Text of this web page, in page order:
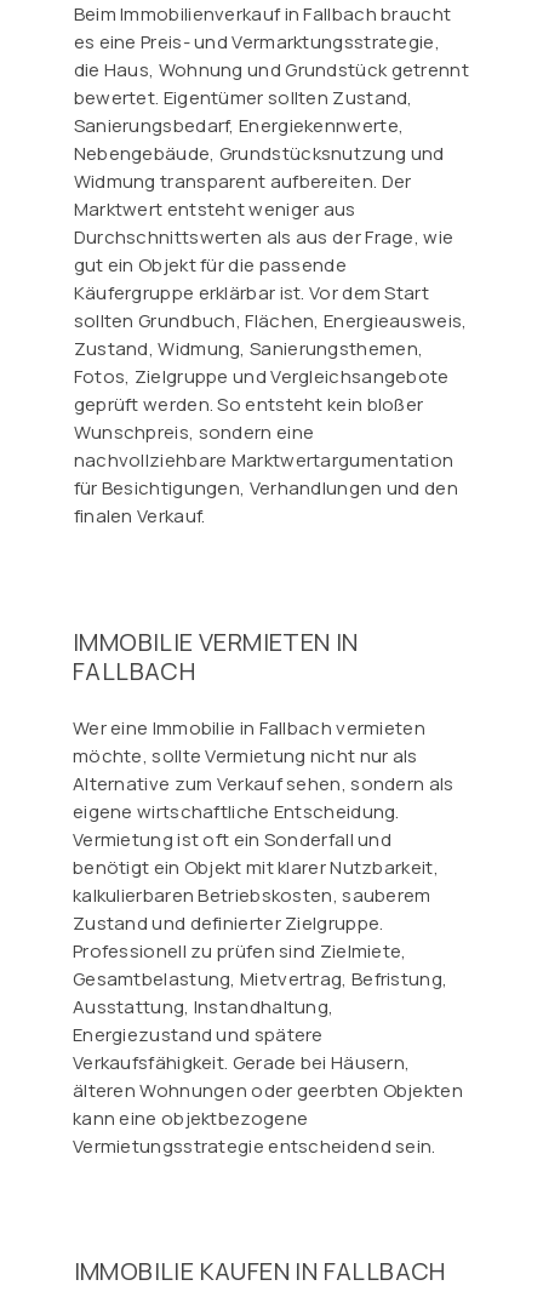
Beim Immobilienverkauf in Fallbach braucht
es eine Preis- und Vermarktungsstrategie,
die Haus, Wohnung und Grundstück getrennt
bewertet. Eigentümer sollten Zustand,
Sanierungsbedarf, Energiekennwerte,
Nebengebäude, Grundstücksnutzung und
Widmung transparent aufbereiten. Der
Marktwert entsteht weniger aus
Durchschnittswerten als aus der Frage, wie
gut ein Objekt für die passende
Käufergruppe erklärbar ist. Vor dem Start
sollten Grundbuch, Flächen, Energieausweis,
Zustand, Widmung, Sanierungsthemen,
Fotos, Zielgruppe und Vergleichsangebote
geprüft werden. So entsteht kein bloßer
Wunschpreis, sondern eine
nachvollziehbare Marktwertargumentation
für Besichtigungen, Verhandlungen und den
finalen Verkauf.
IMMOBILIE VERMIETEN IN
FALLBACH
Wer eine Immobilie in Fallbach vermieten
möchte, sollte Vermietung nicht nur als
Alternative zum Verkauf sehen, sondern als
eigene wirtschaftliche Entscheidung.
Vermietung ist oft ein Sonderfall und
benötigt ein Objekt mit klarer Nutzbarkeit,
kalkulierbaren Betriebskosten, sauberem
Zustand und definierter Zielgruppe.
Professionell zu prüfen sind Zielmiete,
Gesamtbelastung, Mietvertrag, Befristung,
Ausstattung, Instandhaltung,
Energiezustand und spätere
Verkaufsfähigkeit. Gerade bei Häusern,
älteren Wohnungen oder geerbten Objekten
kann eine objektbezogene
Vermietungsstrategie entscheidend sein.
IMMOBILIE KAUFEN IN FALLBACH